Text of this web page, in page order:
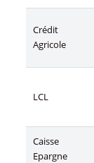
Crédit
Agricole
LCL
Caisse
Epargne